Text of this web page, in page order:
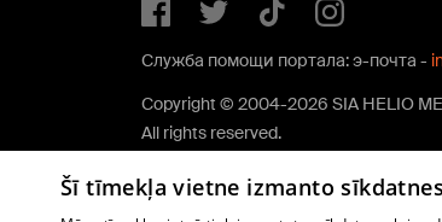
Служба помощи портала: э-почта -
Copyright © 2004-2026 SIA HELIO
All rights reserved.
Šī tīmekļa vietne izmanto sīkdatnes